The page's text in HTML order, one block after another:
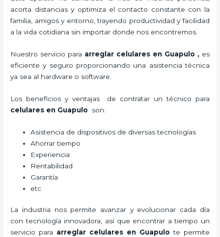
acorta distancias y optimiza el contacto constante con la
familia, amigos y entorno, trayendo productividad y facilidad
a la vida cotidiana sin importar donde nos encontremos.
Nuestro servicio para arreglar celulares en Guapulo ,es
eficiente y seguro proporcionando una asistencia técnica
ya sea al hardware o software.
Los beneficios y ventajas de contratar un técnico para
celulares en Guapulo son:
Asistencia de dispositivos de diversas tecnologías
Ahorrar tiempo
Experiencia
Rentabilidad
Garantía
etc
La industria nos permite avanzar y evolucionar cada día
con tecnología innovadora, así que encontrar a tiempo un
servicio para arreglar celulares en Guapulo te permite